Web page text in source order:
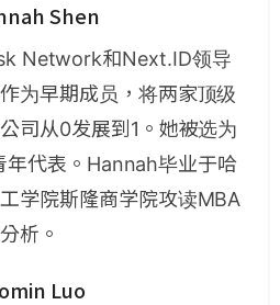
Shen
Network和Next.ID领导
为早期成员，将两家顶级
司从0发展到1。她被选为
代表。Hannah毕业于哈
学院斯隆商学院攻读MBA
析。
Luo